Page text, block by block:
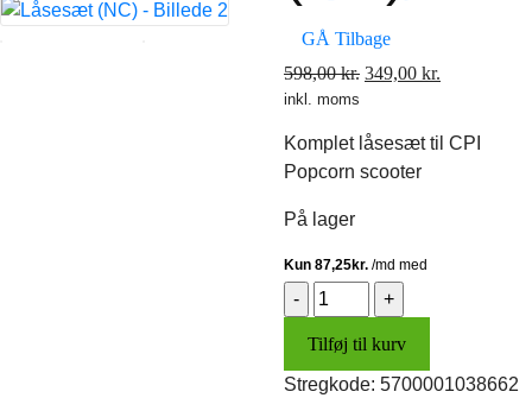
GÅ Tilbage
598,00kr. Den
pris
349,00 kr.
inkl. moms
Komplet låsesæt til CPI
Popcorn scooter
På lager
Låsesæt
(NC)
antal
Tilføj til kurv
Stregkode: 5700001038662